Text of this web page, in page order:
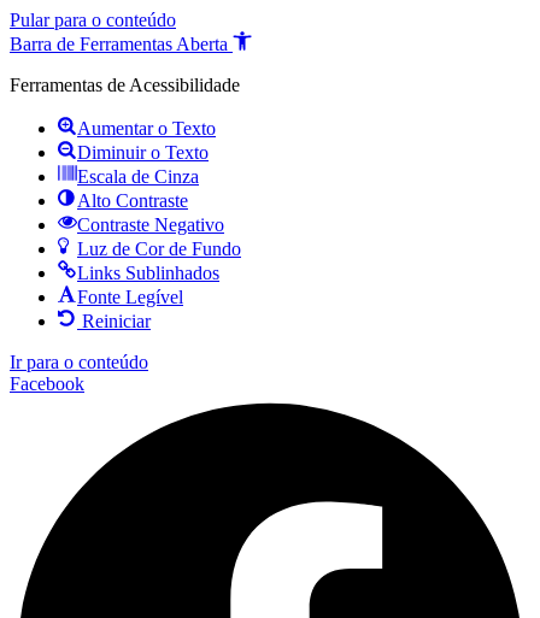
Pular para o conteúdo
Barra de Ferramentas Aberta
Ferramentas de Acessibilidade
Aumentar o Texto
Diminuir o Texto
Escala de Cinza
Alto Contraste
Contraste Negativo
Luz de Cor de Fundo
Links Sublinhados
Fonte Legível
Reiniciar
Ir para o conteúdo
Facebook